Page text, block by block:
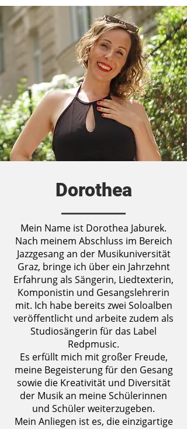
Dorothea
Mein Name ist Dorothea Jaburek.
Nach meinem Abschluss im Bereich
Jazzgesang an der Musikuniversität
Graz, bringe ich über ein Jahrzehnt
Erfahrung als Sängerin, Liedtexterin,
Komponistin und Gesangslehrerin
mit. Ich habe bereits zwei Soloalben
veröffentlicht und arbeite zudem als
Studiosängerin für das Label
Redpmusic.
Es erfüllt mich mit großer Freude,
meine Begeisterung für den Gesang
sowie die Kreativität und Diversität
der Musik an meine Schülerinnen
und Schüler weiterzugeben.
Mein Anliegen ist es, die einzigartige